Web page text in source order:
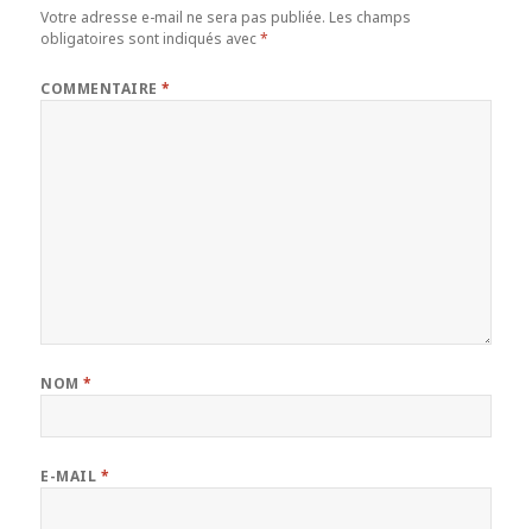
Votre adresse e-mail ne sera pas publiée. Les champs
obligatoires sont indiqués avec*
COMMENTAIRE*
NOM*
E-MAIL *